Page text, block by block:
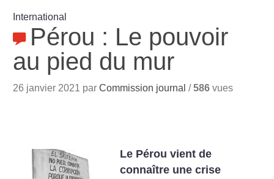
International
Pérou : Le pouvoir
au pied du mur
26 janvier 2021 parCommission journal /586 vues
Le Pérou vient de
connaître une crise